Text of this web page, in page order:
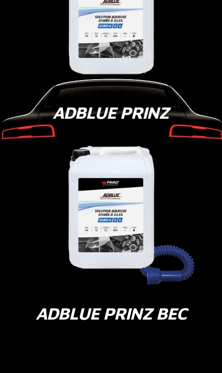
ADBLUE PRINZ
ADBLUE PRINZ BEC